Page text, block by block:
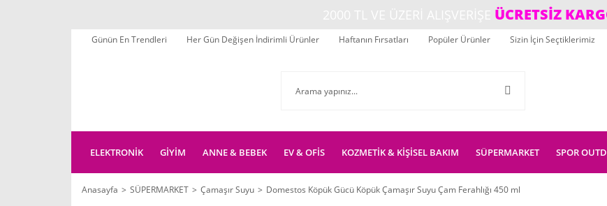
ÜCRETSİZ
Günün En Trendleri Her Gün Değişen İndirimli Ürünler Haftanın Fırsatları Popüler Ürünler Sizin İçin Seçtiklerimiz
ELEKTRONİK GİYİM ANNE & BEBEK EV & OFİS KOZMETİK & KİŞİSEL BAKIM SÜPERMARKET SPOR
Anasayfa SÜPERMARKET Çamaşır Suyu
Domestos Köpük Gücü Köpük Çamaşır Suyu Çam Ferahlığı 450 ml